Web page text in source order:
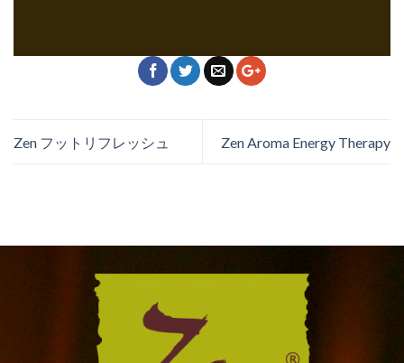
Zen フットリフレッシュ Zen Aroma Energy Therapy